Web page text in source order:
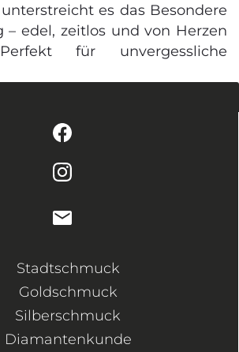
es das Besondere
– edel, zeitlos und von Herzen
für unvergessliche
Stadtschmuck
Goldschmuck
Silberschmuck
Diamantenkunde